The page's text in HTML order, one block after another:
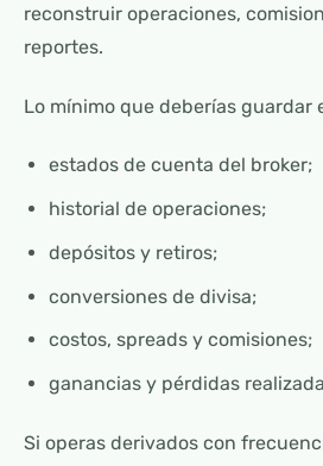
reconstruir operaciones,
reportes.
Lo mínimo que deberías guardar
estados de cuenta del broker;
historial de operaciones;
depósitos y retiros;
conversiones de divisa;
costos, spreads y comisiones;
ganancias y pérdidas
Si operas derivados con